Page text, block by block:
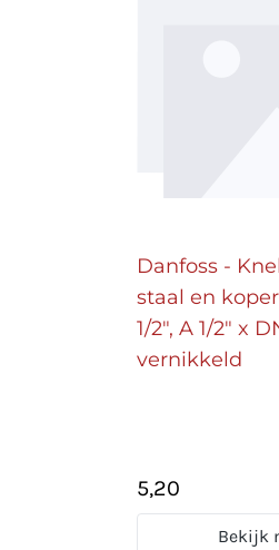
Danfoss -
staal en
1/2", A 1/2" x
vernikkeld
5,20
Bekijk